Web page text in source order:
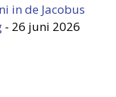
in de Jacobus
- 26 juni 2026